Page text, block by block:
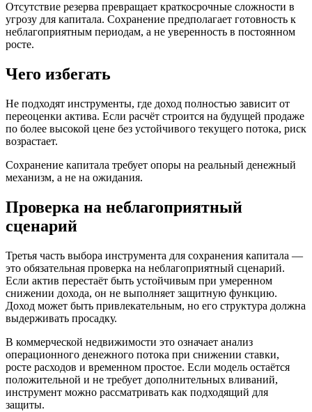
Отсутствие резерва превращает краткосрочные сложности в
угрозу для капитала. Сохранение предполагает готовность к
неблагоприятным периодам, а не уверенность в постоянном
росте.
Чего избегать
Не подходят инструменты, где доход полностью зависит от
переоценки актива. Если расчёт строится на будущей продаже
по более высокой цене без устойчивого текущего потока, риск
возрастает.
Сохранение капитала требует опоры на реальный денежный
механизм, а не на ожидания.
Проверка на неблагоприятный
сценарий
Третья часть выбора инструмента для сохранения капитала —
это обязательная проверка на неблагоприятный сценарий.
Если актив перестаёт быть устойчивым при умеренном
снижении дохода, он не выполняет защитную функцию.
Доход может быть привлекательным, но его структура должна
выдерживать просадку.
В коммерческой недвижимости это означает анализ
операционного денежного потока при снижении ставки,
росте расходов и временном простое. Если модель остаётся
положительной и не требует дополнительных вливаний,
инструмент можно рассматривать как подходящий для
защиты.